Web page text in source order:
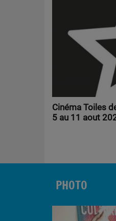
Cinéma Toiles
5 au 11 aout
PHOTO